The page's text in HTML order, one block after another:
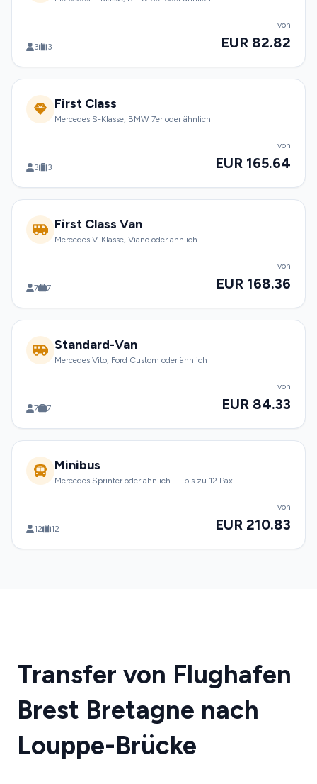
3 3
von
EUR 82.82
First Class
Mercedes S-Klasse, BMW 7er oder ähnlich
3 3
von
EUR 165.64
First Class Van
Mercedes V-Klasse, Viano oder ähnlich
7 7
von
EUR 168.36
Standard-Van
Mercedes Vito, Ford Custom oder ähnlich
7 7
von
EUR 84.33
Minibus
Mercedes Sprinter oder ähnlich — bis zu 12 Pax
12 12
von
EUR 210.83
Transfer von Flughafen
Brest Bretagne nach
Louppe-Brücke